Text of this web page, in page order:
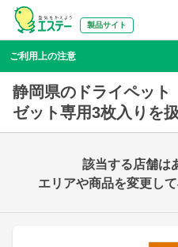
製品サイト
ご利用上の注意
静岡県のドライペッ
ゼット専用3枚入りを
該当する店舗は
エリアや商品を変更し